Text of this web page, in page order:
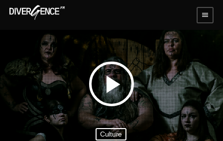
menu
play_arrow
Culture